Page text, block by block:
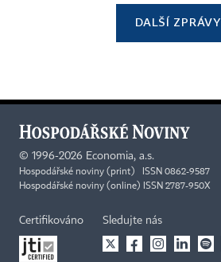
DALŠÍ ZPRÁVY
© 1996-2026 Economia, a.s.
Hospodářské noviny (print) ISSN 0862-9587
Hospodářské noviny (online) ISSN 2787-950X
Certifikováno Sledujte nás